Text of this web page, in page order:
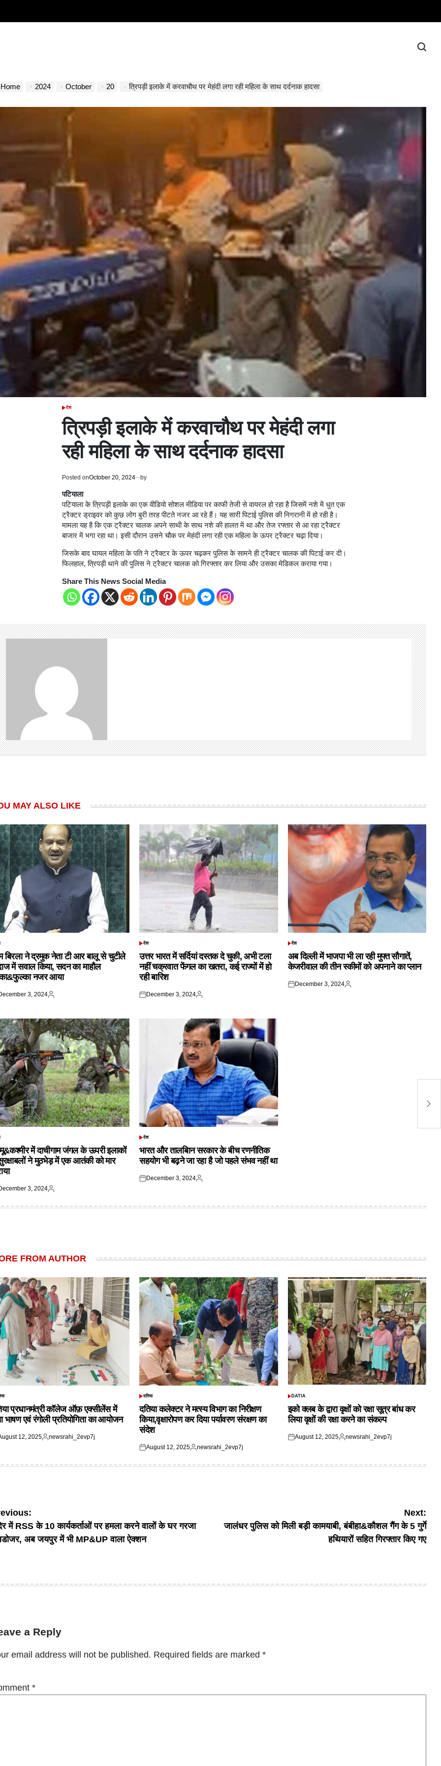
Home 2024 October 20 त्रिपड़ी इलाके में करवाचौथ पर मेहंदी लगा रही महिला के साथ दर्दनाक हादसा
POSTED
IN
देश
त्रिपड़ी इलाके में करवाचौथ पर मेहंदी लगा
रही महिला के साथ दर्दनाक हादसा
Posted onOctober 20, 2024 by
पटियाला
पटियाला के त्रिपड़ी इलाके का एक वीडियो सोशल मीडिया पर काफी तेजी से वायरल हो रहा है जिसमें नशे में धुत एक
ट्रैक्टर ड्राइवर को कुछ लोग बुरी तरह पीटते नजर आ रहे हैं। यह सारी पिटाई पुलिस की निगरानी में हो रही है।
मामला यह है कि एक ट्रैक्टर चालक अपने साथी के साथ नशे की हालत में था और तेज रफ्तार से आ रहा ट्रैक्टर
बाजार में भगा रहा था। इसी दौरान उसने चौक पर मेहंदी लगा रही एक महिला के ऊपर ट्रैक्टर चढ़ा दिया।
जिसके बाद घायल महिला के पति ने ट्रैक्टर के ऊपर चढ़कर पुलिस के सामने ही ट्रैक्टर चालक की पिटाई कर दी।
फिलहाल, त्रिपड़ी थाने की पुलिस ने ट्रैक्टर चालक को गिरफ्तार कर लिया और उसका मेडिकल कराया गया।
Share This News Social Media
MAY ALSO LIKE
बिरला ने द्रमुक नेता टी आर बालू से चुटीले
में सवाल किया, सदन का माहौल
नजर आया
3, 2024
Posted
POSTED
देश
उत्तर भारत में सर्दियां दस्तक दे चुकी, अभी टला
नहीं चक्रवात फेंगल का खतरा, कई राज्यों में हो
रही बारिश
Posted
December 3, 2024
Posted
POSTED
देश
अब दिल्ली में भाजपा भी ला रही मुफ्त सौगातें,
केजरीवाल की तीन स्कीमों को अपनाने का प्लान
Posted
December 3, 2024
Posted
में दाचीगाम जंगल के ऊपरी इलाकों
ने मुठभेड़ में एक आतंकी को मार
3, 2024
Posted
POSTED
देश
भारत और तालबिान सरकार के बीच रणनीतिक
सहयोग भी बढ़ने जा रहा है जो पहले संभव नहीं था
Posted
December 3, 2024
Posted
FROM AUTHOR
प्रधानमंत्री कॉलेज ऑफ़ एक्सीलेंस में
एवं रंगोली प्रतियोगिता का आयोजन
12, 2025
Posted
newsrahi_2evp7j
POSTED
दतिया
दतिया कलेक्टर ने मत्स्य विभाग का निरीक्षण
किया,वृक्षारोपण कर दिया पर्यावरण संरक्षण का
संदेश
Posted
August 12, 2025
Posted
newsrahi_2evp7j
POSTED
DATIA
इको क्लब के द्वारा वृक्षों को रक्षा सूत्र बांध कर
लिया वृक्षों की रक्षा करने का संकल्प
Posted
August 12, 2025
Posted
newsrahi_2evp7j
में RSS के 10 कार्यकर्ताओं पर हमला करने वालों के घर गरजा
अब जयपुर में भी MP&UP वाला ऐक्शन
Next:
जालंधर पुलिस को मिली बड़ी कामयाबी, बंबीहा&कौशल गैंग के 5 गुर्गे
हथियारों सहित गिरफ्तार किए गए
a Reply
email address will not be published. Required fields are marked *
*